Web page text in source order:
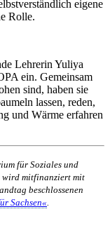
eigene
Rolle.
Lehrerin Yuliya
ein. Gemeinsam
sind, haben sie
lassen, reden,
und Wärme erfahren
für Soziales und
wird mitfinanziert mit
beschlossenen
Sachsen«